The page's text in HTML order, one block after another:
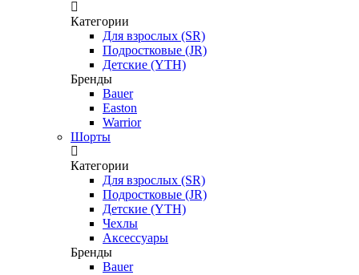
Категории
Для взрослых (SR)
Подростковые (JR)
Детские (YTH)
Бренды
Bauer
Easton
Warrior
Шорты
Категории
Для взрослых (SR)
Подростковые (JR)
Детские (YTH)
Чехлы
Аксессуары
Бренды
Bauer